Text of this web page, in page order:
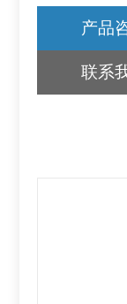
产品
联系